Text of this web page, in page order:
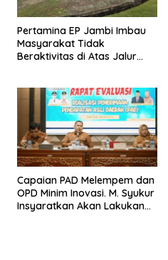
Pertamina EP Jambi Imbau
Masyarakat Tidak
Beraktivitas di Atas Jalur
Capaian PAD Melempem dan
OPD Minim Inovasi. M. Syukur
Insyaratkan Akan Lakukan